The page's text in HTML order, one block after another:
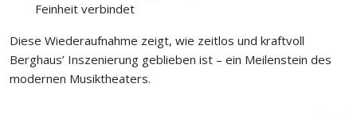
Feinheit verbindet
Diese Wiederaufnahme zeigt, wie zeitlos und kraftvoll
Berghaus’ Inszenierung geblieben ist – ein Meilenstein des
modernen Musiktheaters.